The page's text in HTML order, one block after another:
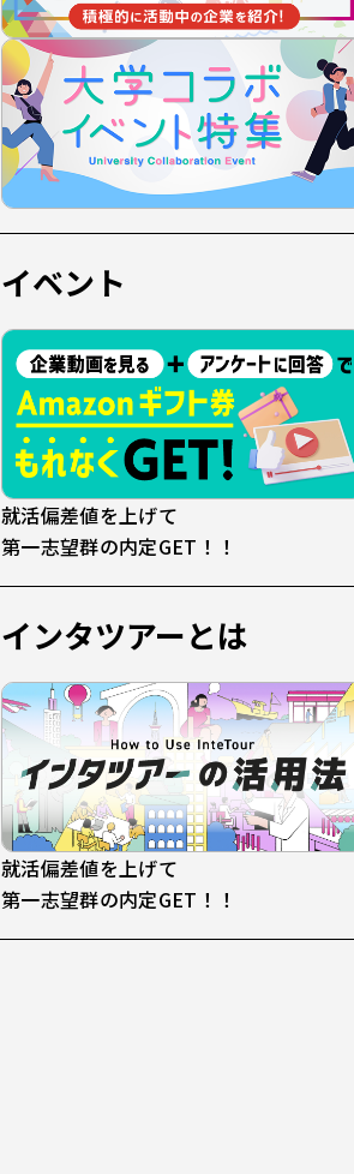
イベント
就活偏差値を上げて
第一志望群の内定GET！！
インタツアーとは
就活偏差値を上げて
第一志望群の内定GET！！